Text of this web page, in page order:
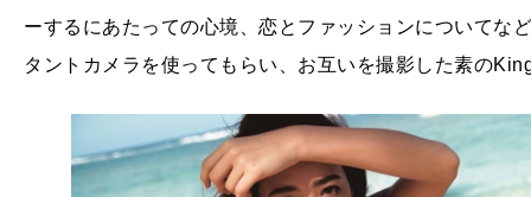
ーするにあたっての心境、恋とファッションについてな
タントカメラを使ってもらい、お互いを撮影した素の